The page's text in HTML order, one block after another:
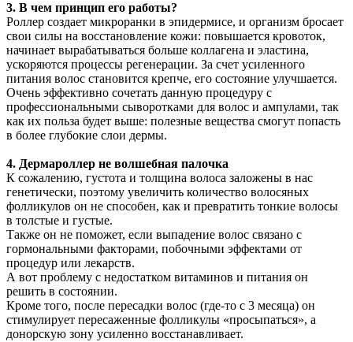
3. В чем принцип его работы?
Роллер создает микроранки в эпидермисе, и организм бросает
свои силы на восстановление кожи: повышается кровоток,
начинает вырабатываться больше коллагена и эластина,
ускоряются процессы регенерации. За счет усиленного
питания волос становится крепче, его состояние улучшается.
Очень эффективно сочетать данную процедуру с
профессиональными сыворотками для волос и ампулами, так
как их польза будет выше: полезные вещества смогут попасть
в более глубокие слои дермы.
4. Дермароллер не волшебная палочка
К сожалению, густота и толщина волоса заложены в нас
генетически, поэтому увеличить количество волосяных
фолликулов он не способен, как и превратить тонкие волосы
в толстые и густые.
Также он не поможет, если выпадение волос связано с
гормональными факторами, побочными эффектами от
процедур или лекарств.
А вот проблему с недостатком витаминов и питания он
решить в состоянии.
Кроме того, после пересадки волос (где-то с 3 месяца) он
стимулирует пересаженные фолликулы «просыпаться», а
донорскую зону усиленно восстанавливает.